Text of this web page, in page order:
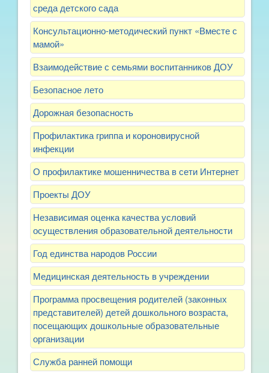
среда детского сада
Консультационно-методический пункт «Вместе с
мамой»
Взаимодействие с семьями воспитанников ДОУ
Безопасное лето
Дорожная безопасность
Профилактика гриппа и короновирусной
инфекции
О профилактике мошенничества в сети Интернет
Проекты ДОУ
Независимая оценка качества условий
осуществления образовательной деятельности
Год единства народов России
Медицинская деятельность в учреждении
Программа просвещения родителей (законных
представителей) детей дошкольного возраста,
посещающих дошкольные образовательные
организации
Служба ранней помощи